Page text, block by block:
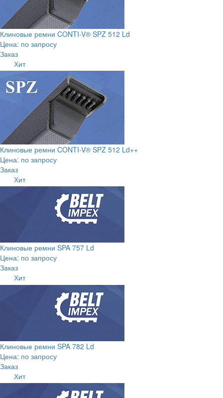
Клиновые ремни CONTI-V® SPZ 512 Ld
Цена: по запросу
Заказ
Хит
Клиновые ремни CONTI-V® SPZ 512 Ld++
Цена: по запросу
Заказ
Хит
Клиновые ремни SPA 757 Ld
Цена: по запросу
Заказ
Хит
Клиновые ремни SPA 782 Ld
Цена: по запросу
Заказ
Хит